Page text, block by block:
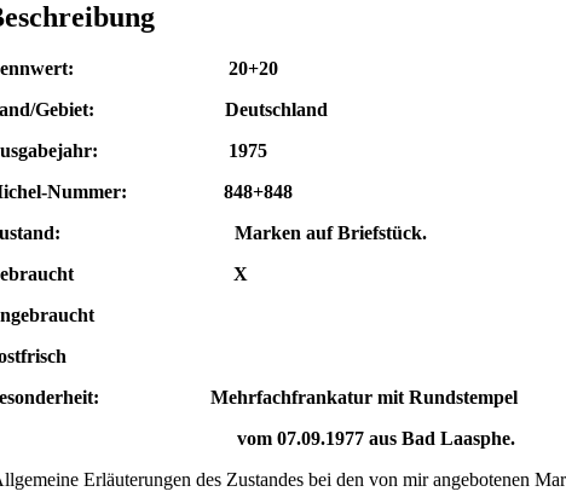
20+20
Gebiet: Deutschland
1975
Nummer: 848+848
Marken auf Briefstück.
X
Mehrfachfrankatur mit Rundstempel
07.09.1977 aus Bad Laasphe.
Erläuterungen des Zustandes bei den von mir angebotenen